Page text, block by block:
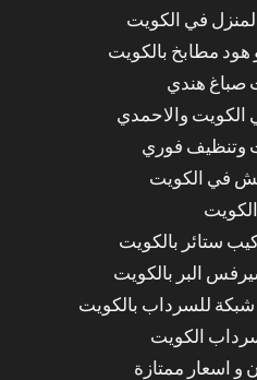
في الكويت
مطابخ بالكويت
صباغ هندي
الكويت والاحمدي
وتنظيف فوري
في الكويت
ستائر بالكويت
البر بالكويت
للسرداب بالكويت
الكويت
اسعار ممتازة